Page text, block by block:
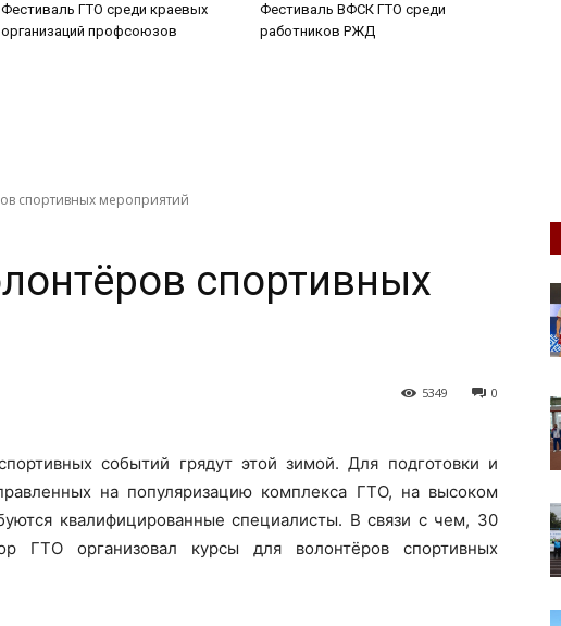
Фестиваль ГТО среди краевых
организаций профсоюзов
Фестиваль ВФСК ГТО среди
работников РЖД